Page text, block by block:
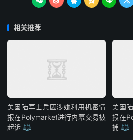
相关推荐
美国陆军士兵因涉嫌利用机密情
报在Polymarket进行内幕交易被
起诉 ⚖️
美国
报在
捕 ⚖️